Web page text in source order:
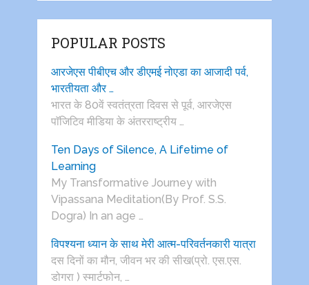
POPULAR POSTS
आरजेएस पीबीएच और डीएमई नोएडा का आजादी पर्व,
भारतीयता और …
भारत के 80वें स्वतंत्रता दिवस से पूर्व, आरजेएस
पाॅजिटिव मीडिया के अंतरराष्ट्रीय …
Ten Days of Silence, A Lifetime of
Learning
My Transformative Journey with
Vipassana Meditation(By Prof. S.S.
Dogra) In an age …
विपश्यना ध्यान के साथ मेरी आत्म-परिवर्तनकारी यात्रा
दस दिनों का मौन, जीवन भर की सीख(प्रो. एस.एस.
डोगरा ) स्मार्टफोन, …